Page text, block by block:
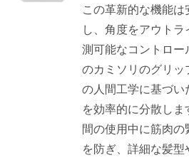
この革新的な機能
し、角度をアウト
測可能なコントロー
のカミソリのグリッ
の人間工学に基づい
を効率的に分散し
間の使用中に筋肉の
を防ぎ、詳細な髪